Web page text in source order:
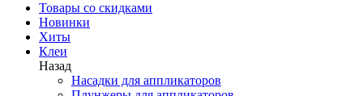
Товары со скидками
Новинки
Хиты
Клеи
Назад
Насадки для аппликаторов